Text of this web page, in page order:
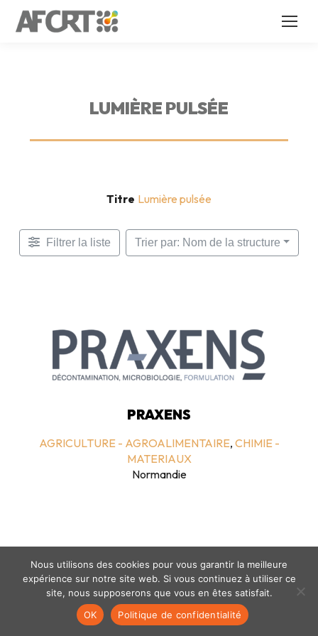
LUMIÈRE PULSÉE
Titre Lumière pulsée
Filtrer la liste Trier par: Nom de la structure
PRAXENS
AGRICULTURE - AGROALIMENTAIRE, CHIMIE -
MATERIAUX
Normandie
Mentions légales - politique de confidentialité
Nous utilisons des cookies pour vous garantir la meilleure
expérience sur notre site web. Si vous continuez à utiliser ce
site, nous supposerons que vous en êtes satisfait.
OK
Politique de confidentialité